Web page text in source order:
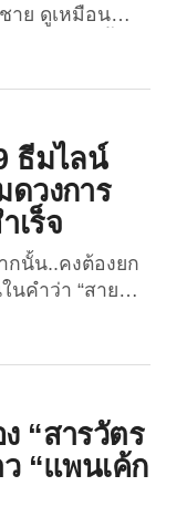
าย ดูเหมือน
น! เรื่องราวนี้
ซิง (Mao
งจีน เขากลาย
อิน (Douyin)”...
ธีมไลน์
ดวงการ
เร็จ
กนั้น..คงต้องยก
นคำว่า “สายมู”
ๆ คนไหนที่เป็น
ปหยุดที่ความ
คงจะธรรมดาไป
“สายมูสุดคิวท์”
ามสำเร็จ จาก
“สารวัตร
“แพนเค้ก